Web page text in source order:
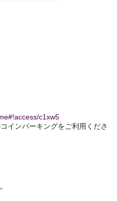
c1xw5
インパーキングをご利用くださ